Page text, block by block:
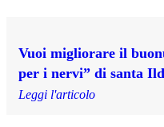
Vuoi migliorare il
per i nervi” di santa
Leggi l'articolo